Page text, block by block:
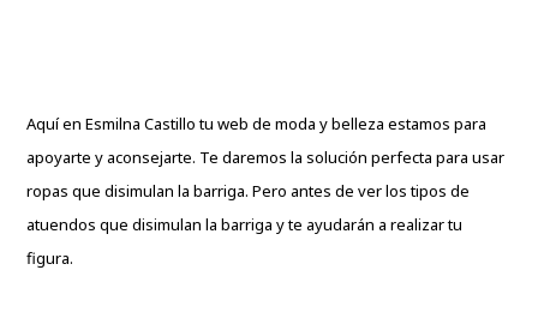
Aquí enEsmilna Castillotu web de moda y belleza estamos para
apoyarte y aconsejarte. Te daremos la solución perfecta para usar
ropas que disimulan la barriga. Pero antes de ver los tipos de
atuendos que disimulan la barriga y te ayudarán a realizar tu
figura.